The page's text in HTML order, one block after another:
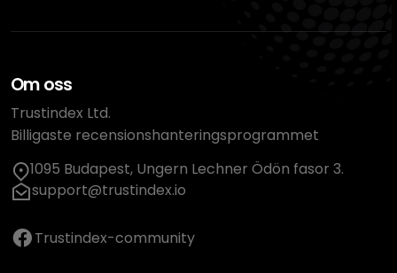
Om oss
Trustindex Ltd.
Billigaste recensionshanteringsprogrammet
1095 Budapest, Ungern Lechner Ödön fasor 3.
support@trustindex.io
Trustindex-community